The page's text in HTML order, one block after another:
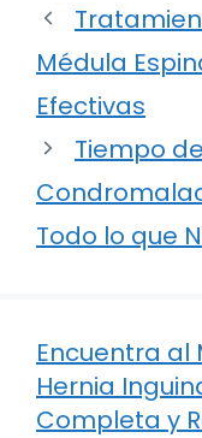
Médula
Efectivas
Tiempo
Todo lo que
Encuentra al
Hernia
Completa y